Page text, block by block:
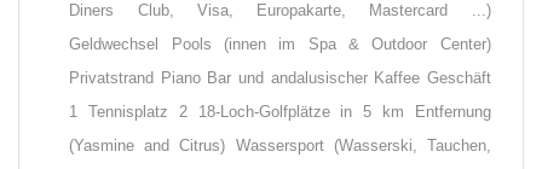
Diners Club, Visa, Europakarte, Mastercard ...)
Geldwechsel Pools (innen im Spa & Outdoor Center)
Privatstrand Piano Bar und andalusischer Kaffee Geschäft
1 Tennisplatz 2 18-Loch-Golfplätze in 5 km Entfernung
(Yasmine and Citrus) Wassersport (Wasserski, Tauchen,